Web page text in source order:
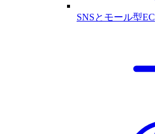
SNSとモール型EC